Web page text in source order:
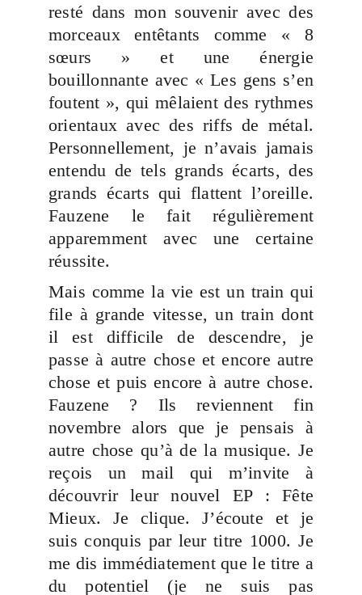
resté dans mon souvenir avec des
morceaux entêtants comme « 8
sœurs » et une énergie
bouillonnante avec « Les gens s’en
foutent », qui mêlaient des rythmes
orientaux avec des riffs de métal.
Personnellement, je n’avais jamais
entendu de tels grands écarts, des
grands écarts qui flattent l’oreille.
Fauzene le fait régulièrement
apparemment avec une certaine
réussite.
Mais comme la vie est un train qui
file à grande vitesse, un train dont
il est difficile de descendre, je
passe à autre chose et encore autre
chose et puis encore à autre chose.
Fauzene ? Ils reviennent fin
novembre alors que je pensais à
autre chose qu’à de la musique. Je
reçois un mail qui m’invite à
découvrir leur nouvel EP : Fête
Mieux. Je clique. J’écoute et je
suis conquis par leur titre 1000. Je
me dis immédiatement que le titre a
du potentiel (je ne suis pas